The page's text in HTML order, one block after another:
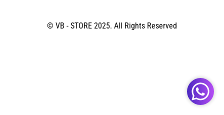
© VB - STORE 2025. All Rights Reserved